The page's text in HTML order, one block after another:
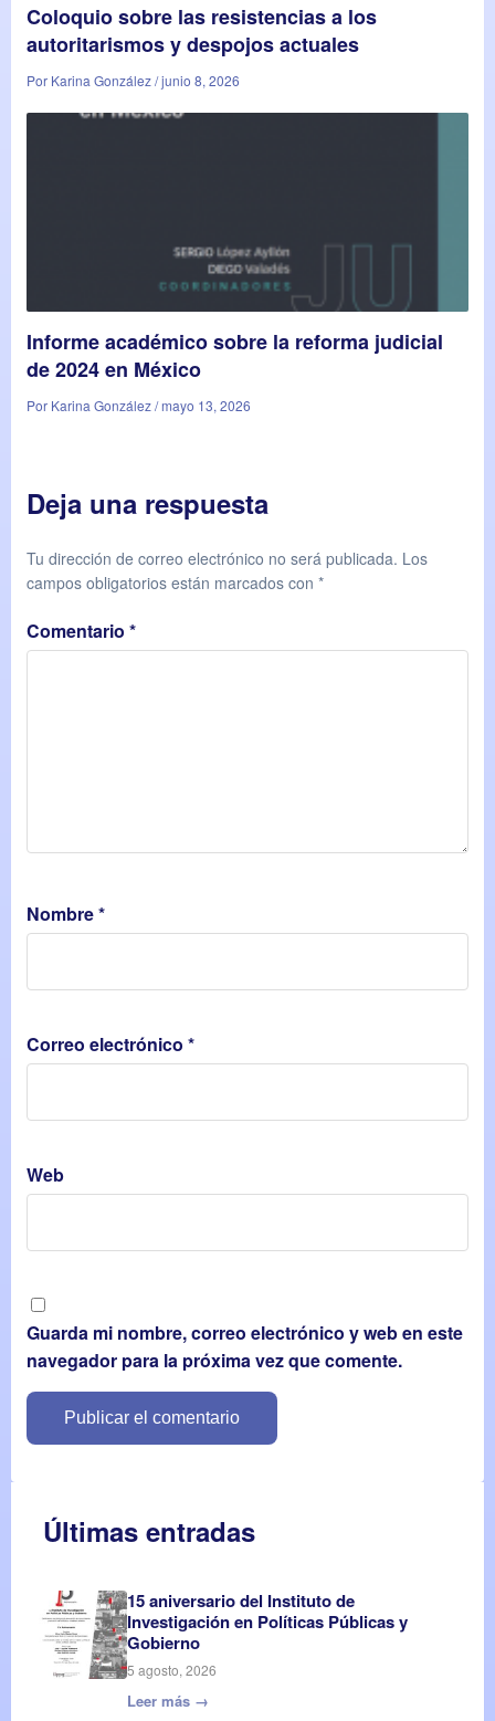
Coloquio sobre las resistencias a los
autoritarismos y despojos actuales
Por Karina González / junio 8, 2026
Informe académico sobre la reforma judicial
de 2024 en México
Por Karina González / mayo 13, 2026
Deja una respuesta
Tu dirección de correo electrónico no será publicada. Los
campos obligatorios están marcados con *
Comentario *
Nombre*
Correo electrónico *
Web
Guarda mi nombre, correo electrónico y web en este
navegador para la próxima vez que comente.
Últimas entradas
15 aniversario del Instituto de
Investigación en Políticas Públicas y
Gobierno
5 agosto, 2026
Leer más →